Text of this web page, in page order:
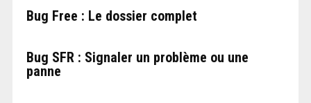
Bug Free : Le dossier complet
Bug SFR : Signaler un problème ou une
panne